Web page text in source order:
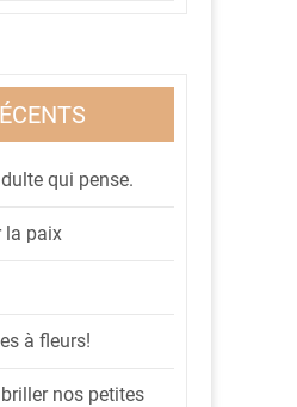
qui pense.
la paix
à fleurs!
nos petites